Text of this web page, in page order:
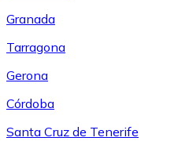
Granada
Tarragona
Gerona
Córdoba
Santa Cruz de Tenerife